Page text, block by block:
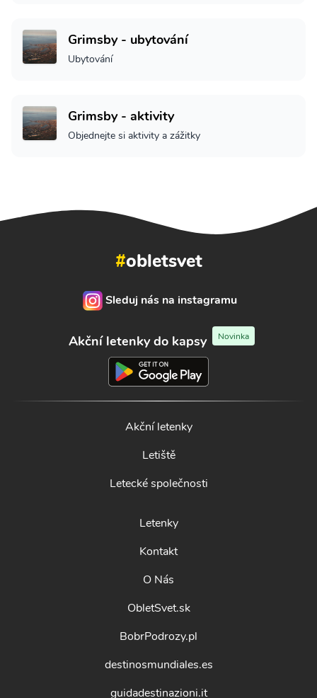
Grimsby - ubytování
Ubytování
Grimsby - aktivity
Objednejte si aktivity a zážitky
#obletsvet
Sleduj nás na instagramu
Akční letenky do kapsy Novinka
Akční letenky
Letiště
Letecké společnosti
Letenky
Kontakt
O Nás
ObletSvet.sk
BobrPodrozy.pl
destinosmundiales.es
guidadestinazioni.it